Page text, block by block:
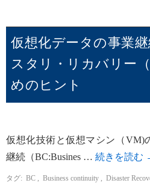
仮想化データの事業
スタリ・リカバリー
めのヒント
仮想化技術と仮想マシン（VM)
継続（BC:Busines … 続きを読む
タグ: BC Business continuity Disaster